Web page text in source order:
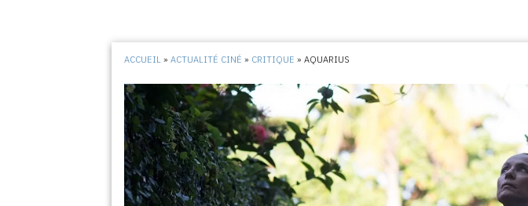
ACCUEIL »ACTUALITÉ CINÉ » CRITIQUE »AQUARIUS